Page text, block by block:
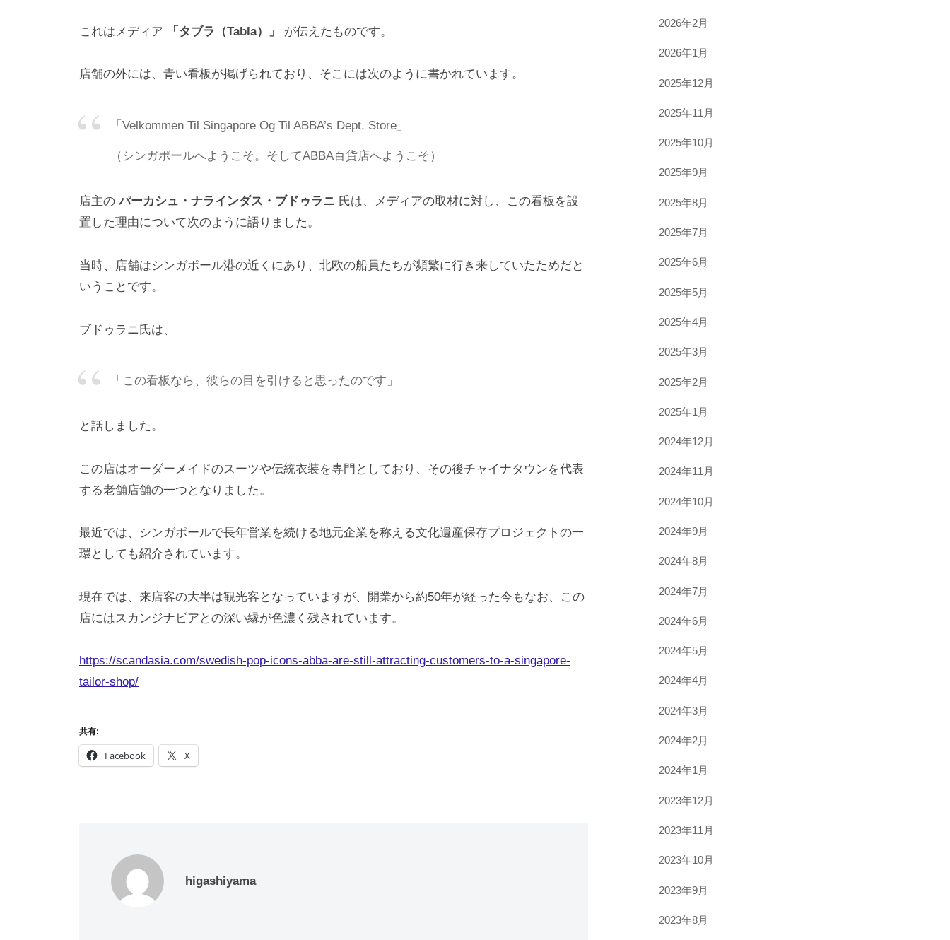
これはメディア 「タブラ（Tabla）」 が伝えたものです。
店舗の外には、青い看板が掲げられており、そこには次のように書かれています。
「Velkommen Til Singapore Og Til ABBA’s Dept. Store」
（シンガポールへようこそ。そしてABBA百貨店へようこそ）
店主のパーカシュ・ナラインダス・ブドゥラニ 氏は、メディアの取材に対し、この看板を設
置した理由について次のように語りました。
当時、店舗はシンガポール港の近くにあり、北欧の船員たちが頻繁に行き来していたためだと
いうことです。
ブドゥラニ氏は、
「この看板なら、彼らの目を引けると思ったのです」
と話しました。
この店はオーダーメイドのスーツや伝統衣装を専門としており、その後チャイナタウンを代表
する老舗店舗の一つとなりました。
最近では、シンガポールで長年営業を続ける地元企業を称える文化遺産保存プロジェクトの一
環としても紹介されています。
現在では、来店客の大半は観光客となっていますが、開業から約50年が経った今もなお、この
店にはスカンジナビアとの深い縁が色濃く残されています。
https://scandasia.com/swedish-pop-icons-abba-are-still-attracting-customers-to-a-singapore-
tailor-shop/
共有:
Facebook X
higashiyama
2026年2月
2026年1月
2025年12月
2025年11月
2025年10月
2025年9月
2025年8月
2025年7月
2025年6月
2025年5月
2025年4月
2025年3月
2025年2月
2025年1月
2024年12月
2024年11月
2024年10月
2024年9月
2024年8月
2024年7月
2024年6月
2024年5月
2024年4月
2024年3月
2024年2月
2024年1月
2023年12月
2023年11月
2023年10月
2023年9月
2023年8月